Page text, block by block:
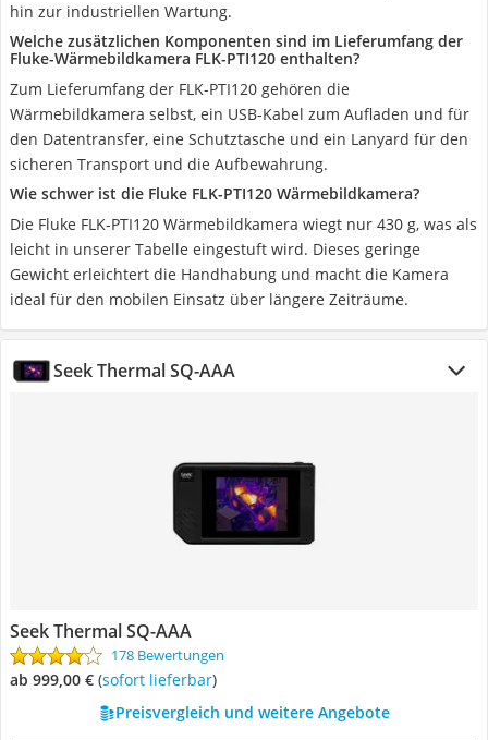
hin zur industriellen Wartung.
Welche zusätzlichen Komponenten sind im Lieferumfang der
Fluke-Wärmebildkamera FLK-PTI120 enthalten?
Zum Lieferumfang der FLK-PTI120 gehören die
Wärmebildkamera selbst, ein USB-Kabel zum Aufladen und für
den Datentransfer, eine Schutztasche und ein Lanyard für den
sicheren Transport und die Aufbewahrung.
Wie schwer ist die Fluke FLK-PTI120 Wärmebildkamera?
Die Fluke FLK-PTI120 Wärmebildkamera wiegt nur 430 g, was als
leicht in unserer Tabelle eingestuft wird. Dieses geringe
Gewicht erleichtert die Handhabung und macht die Kamera
ideal für den mobilen Einsatz über längere Zeiträume.
Seek Thermal SQ-AAA
Seek Thermal SQ-AAA
178 Bewertungen
ab 999,00 € ( Sofort lieferbar)
Preisvergleich und weitere Angebote